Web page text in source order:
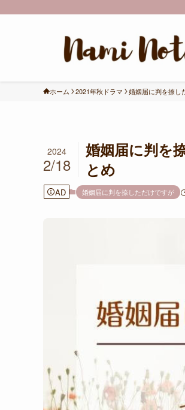
ホーム 2021年秋ドラマ 婚姻届に判を捺し
婚姻届に判を
とめ
2024
2/18
AD 婚姻届に判を捺しただけですが